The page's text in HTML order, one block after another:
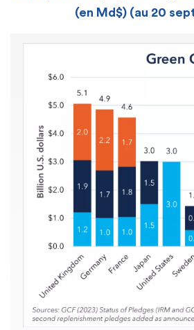
(en Md$) (au 20